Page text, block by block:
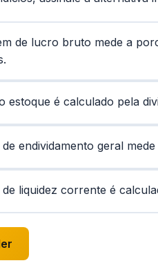
de lucro bruto mede a
estoque é calculado pela
de endividamento geral
de liquidez corrente é